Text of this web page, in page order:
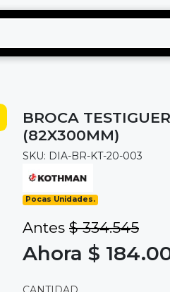
BROCA
(82X300MM)
SKU: DIA-BR-KT-20-003
Pocas Unidades.
Antes $ 334.545
Ahora $